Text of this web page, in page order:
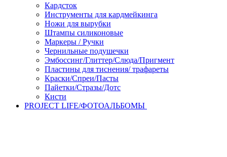
Кардсток
Инструменты для кардмейкинга
Ножи для вырубки
Штампы силиконовые
Маркеры / Ручки
Чернильные подушечки
Эмбоссинг/Глиттер/Слюда/Пригмент
Пластины для тиснения/ трафареты
Краски/Спреи/Пасты
Пайетки/Стразы/Дотс
Кисти
PROJECT LIFE/ФОТОАЛЬБОМЫ